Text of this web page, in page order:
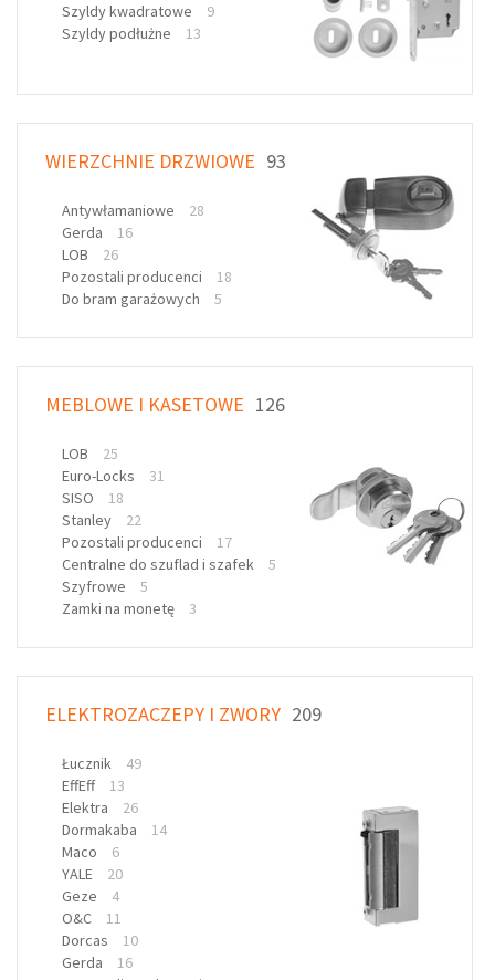
Szyldy kwadratowe
9
Szyldy podłużne
13
WIERZCHNIE DRZWIOWE 93
Antywłamaniowe
28
Gerda
16
LOB
26
Pozostali producenci
18
Do bram garażowych
5
MEBLOWE I KASETOWE 126
LOB
25
Euro-Locks
31
SISO
18
Stanley
22
Pozostali producenci
17
Centralne do szuflad i szafek
5
Szyfrowe
5
Zamki na monetę
3
ELEKTROZACZEPY I ZWORY 209
Łucznik
49
EffEff
13
Elektra
26
Dormakaba
14
Maco
6
YALE
20
Geze
4
O&C
11
Dorcas
10
Gerda
16